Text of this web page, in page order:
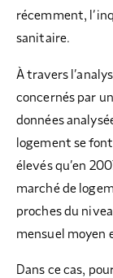
récemment,
sanitaire.
À travers
concernés par
données
logement se
élevés qu’en
marché de
proches du
mensuel moyen
Dans ce cas,